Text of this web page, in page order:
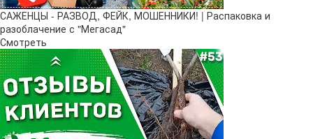
САЖЕНЦЫ - РАЗВОД, ФЕЙК, МОШЕННИКИ! | Распаковка и
разоблачение с "Мегасад"
Смотреть